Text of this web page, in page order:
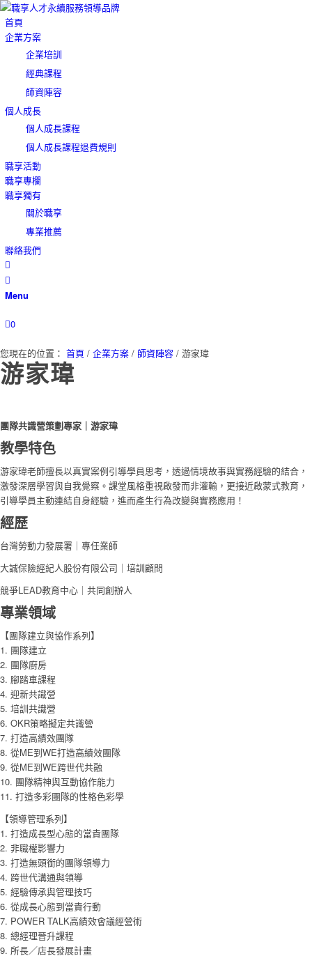
首頁
企業方案
企業培訓
經典課程
師資陣容
個人成長
個人成長課程
個人成長課程退費規則
職享活動
職享專欄
職享獨有
關於職享
專業推薦
聯絡我們
Menu
0
您現在的位置： 首頁 / 企業方案 / 師資陣容 / 游家瑋
游家瑋
團隊共識營策劃專家｜游家瑋
教學特色
游家瑋老師擅長以真實案例引導學員思考，透過情境故事與實務經驗的結合，
激發深層學習與自我覺察。課堂風格重視啟發而非灌輸，更接近啟蒙式教育，
引導學員主動連結自身經驗，進而產生行為改變與實務應用！
經歷
台灣勞動力發展署｜專任業師
大誠保險經紀人股份有限公司｜培訓顧問
競爭LEAD教育中心｜共同創辦人
專業領域
【團隊建立與協作系列】
1. 團隊建立
2. 團隊廚房
3. 腳踏車課程
4. 迎新共識營
5. 培訓共識營
6. OKR策略擬定共識營
7. 打造高績效團隊
8. 從ME到WE打造高績效團隊
9. 從ME到WE跨世代共融
10. 團隊精神與互動協作能力
11. 打造多彩團隊的性格色彩學
【領導管理系列】
1. 打造成長型心態的當責團隊
2. 非職權影響力
3. 打造無頭銜的團隊領導力
4. 跨世代溝通與領導
5. 經驗傳承與管理技巧
6. 從成長心態到當責行動
7. POWER TALK高績效會議經營術
8. 總經理晉升課程
9. 所長／店長發展計畫